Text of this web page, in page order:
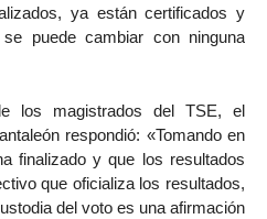
ya están certificados y
puede cambiar con ninguna
los magistrados del TSE, el
respondió: «Tomando en
finalizado y que los resultados
que oficializa los resultados,
del voto es una afirmación